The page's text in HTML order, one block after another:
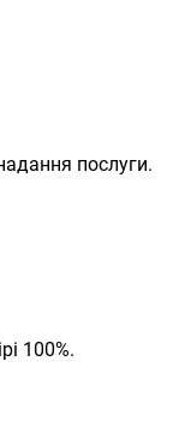
послуги.
100%.